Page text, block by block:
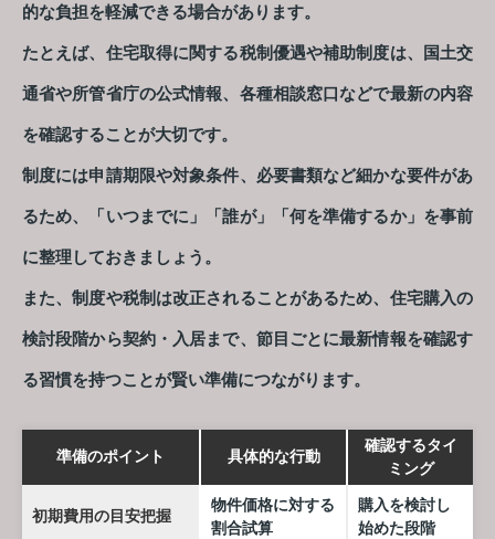
的な負担を軽減できる場合があります。
たとえば、住宅取得に関する税制優遇や補助制度は、国土交
通省や所管省庁の公式情報、各種相談窓口などで最新の内容
を確認することが大切です。
制度には申請期限や対象条件、必要書類など細かな要件があ
るため、「いつまでに」「誰が」「何を準備するか」を事前
に整理しておきましょう。
また、制度や税制は改正されることがあるため、住宅購入の
検討段階から契約・入居まで、節目ごとに最新情報を確認す
る習慣を持つことが賢い準備につながります。
準備のポイント 具体的な行動
確認するタイ
ミング
初期費用の目安把握
物件価格に対する
割合試算
購入を検討し
始めた段階